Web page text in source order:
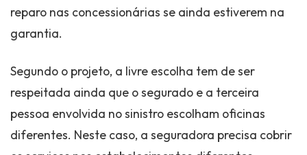
reparo nas concessionárias se ainda estiverem na
garantia.
Segundo o projeto, a livre escolha tem de ser
respeitada ainda que o segurado e a terceira
pessoa envolvida no sinistro escolham oficinas
diferentes. Neste caso, a seguradora precisa cobrir